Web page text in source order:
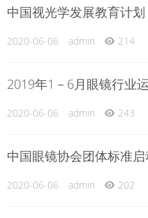
中国视光学发展教育计
2020-06-06 admin 214
2019年1－6月眼镜行业
2020-06-06 admin 243
中国眼镜协会团体标准
2020-06-06 admin 202